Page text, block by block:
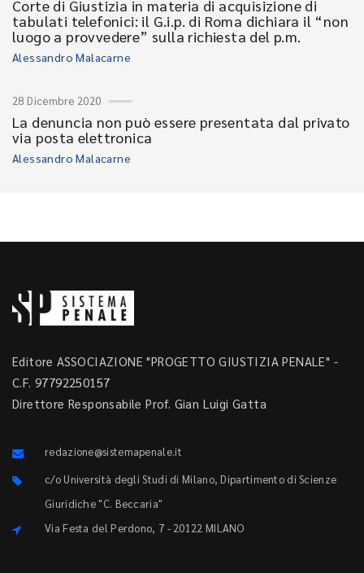
Corte di Giustizia in materia di acquisizione di
tabulati telefonici: il G.i.p. di Roma dichiara il “non
luogo a provvedere” sulla richiesta del p.m.
Alessandro Malacarne
28 Dicembre 2020
La denuncia non può essere presentata dal privato
via posta elettronica
Alessandro Malacarne
Editore ASSOCIAZIONE "PROGETTO GIUSTIZIA PENALE" -
C.F. 97792250157
Direttore Responsabile Prof. Gian Luigi Gatta
redazione@sistemapenale.it
c/o Università degli Studi di Milano, Dipartimento di Scienze
Giuridiche "C. Beccaria"
Via Festa del Perdono, 7 - 20122 MILANO